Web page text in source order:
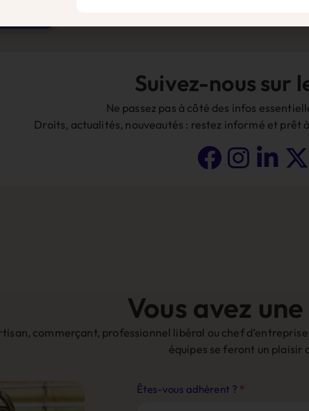
Suivez-nous sur
Ne passez pas à côté des infos
Droits, actualités, nouveautés : restez informé et prêt
Vous avez
commerçant, professionnel libéral ou chef
équipes se feront un plaisir
Contact
Êtes-vous adhérent ? *